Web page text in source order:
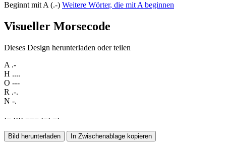
Beginnt mit A (.-) Weitere Wörter, die mit A beginnen
Visueller Morsecode
Dieses Design herunterladen oder teilen
A .-
H ....
O ---
R .-.
N -.
·− ···· −−− ·−· −·
Bild herunterladen In Zwischenablage kopieren